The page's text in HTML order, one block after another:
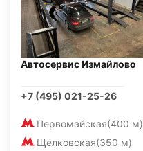
Автосервис Измайлово
+7 (495) 021-25-26
Первомайская(400 м)
Щелковская(350 м)